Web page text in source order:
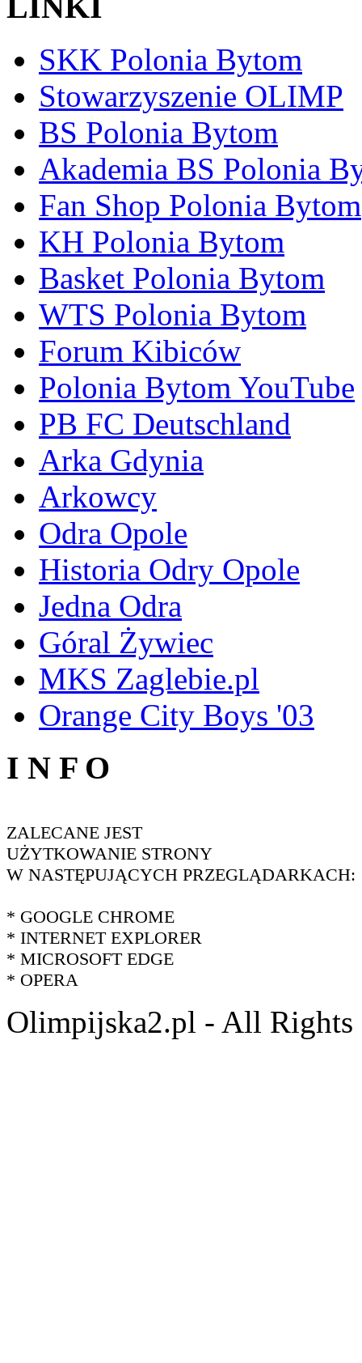
SKK Polonia Bytom
Stowarzyszenie OLIMP
BS Polonia Bytom
Akademia BS Polonia
Fan Shop Polonia Bytom
KH Polonia Bytom
Basket Polonia Bytom
WTS Polonia Bytom
Forum Kibiców
Polonia Bytom YouTube
PB FC Deutschland
Arka Gdynia
Arkowcy
Odra Opole
Historia Odry Opole
Jedna Odra
Góral Żywiec
MKS Zaglebie.pl
Orange City Boys '03
I N F O
ZALECANE JEST
UŻYTKOWANIE STRONY
W NASTĘPUJĄCYCH PRZEGLĄDARKACH:
* GOOGLE CHROME
* INTERNET EXPLORER
* MICROSOFT EDGE
* OPERA
Olimpijska2.pl - All Rights